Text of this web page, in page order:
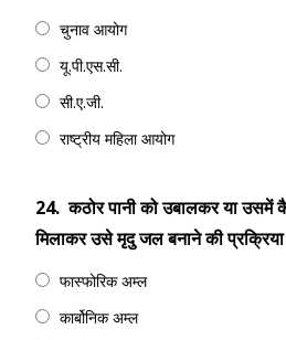
चुनाव आयोग
यू.पी.एस.सी.
सी.ए.जी.
राष्ट्रीय महिला आयोग
24. कठोर पानी को उबालकर या उसमें
मिलाकर उसे मृदु जल बनाने की
फास्फोरिक अम्ल
कार्बोनिक अम्ल